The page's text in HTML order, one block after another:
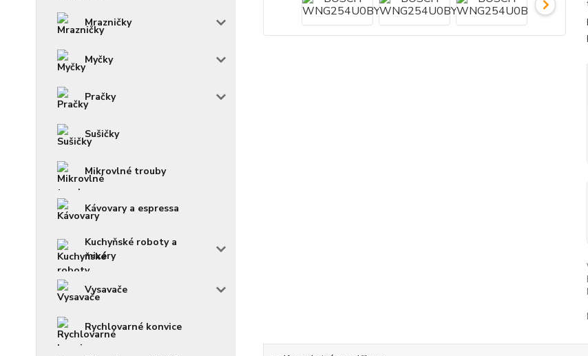
Mrazničky
Myčky
Pračky
Sušičky
Mikrovlné trouby
Kávovary a espressa
Kuchyňské roboty a
mixéry
Vysavače
Rychlovarné konvice